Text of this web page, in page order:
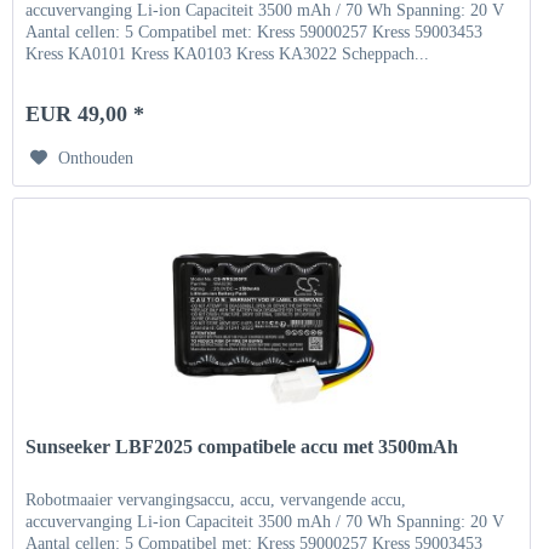
accuvervanging Li-ion Capaciteit 3500 mAh / 70 Wh Spanning: 20 V
Aantal cellen: 5 Compatibel met: Kress 59000257 Kress 59003453
Kress KA0101 Kress KA0103 Kress KA3022 Scheppach...
EUR 49,00 *
Onthouden
Sunseeker LBF2025 compatibele accu met 3500mAh
Robotmaaier vervangingsaccu, accu, vervangende accu,
accuvervanging Li-ion Capaciteit 3500 mAh / 70 Wh Spanning: 20 V
Aantal cellen: 5 Compatibel met: Kress 59000257 Kress 59003453